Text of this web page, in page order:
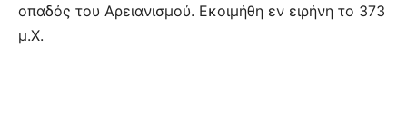
οπαδός του Αρειανισμού. Εκοιμήθη εν ειρήνη το 373
μ.Χ.